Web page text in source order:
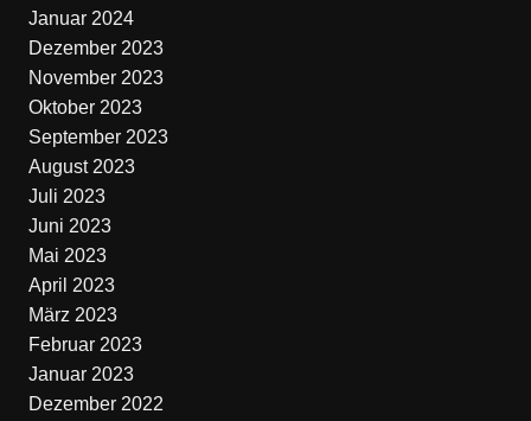
Januar 2024
Dezember 2023
November 2023
Oktober 2023
September 2023
August 2023
Juli 2023
Juni 2023
Mai 2023
April 2023
März 2023
Februar 2023
Januar 2023
Dezember 2022